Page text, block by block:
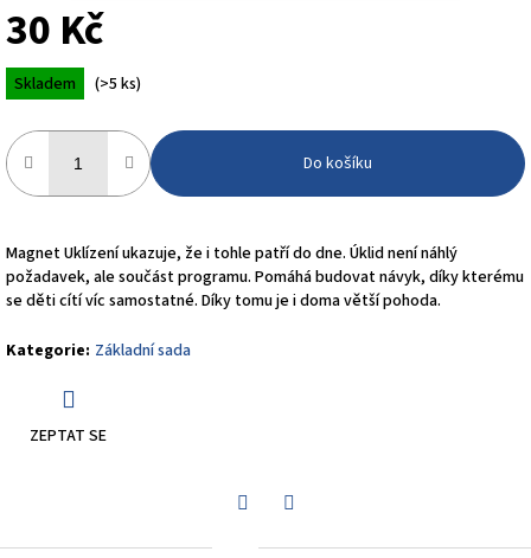
30 Kč
Měrná
cena:
Skladem (>5 ks)
Do košíku
Magnet Uklízení ukazuje, že i tohle patří do dne. Úklid není náhlý
požadavek, ale součást programu. Pomáhá budovat návyk, díky kterému
se děti cítí víc samostatné. Díky tomu je i doma větší pohoda.
Kategorie: Základní sada
ZEPTAT SE